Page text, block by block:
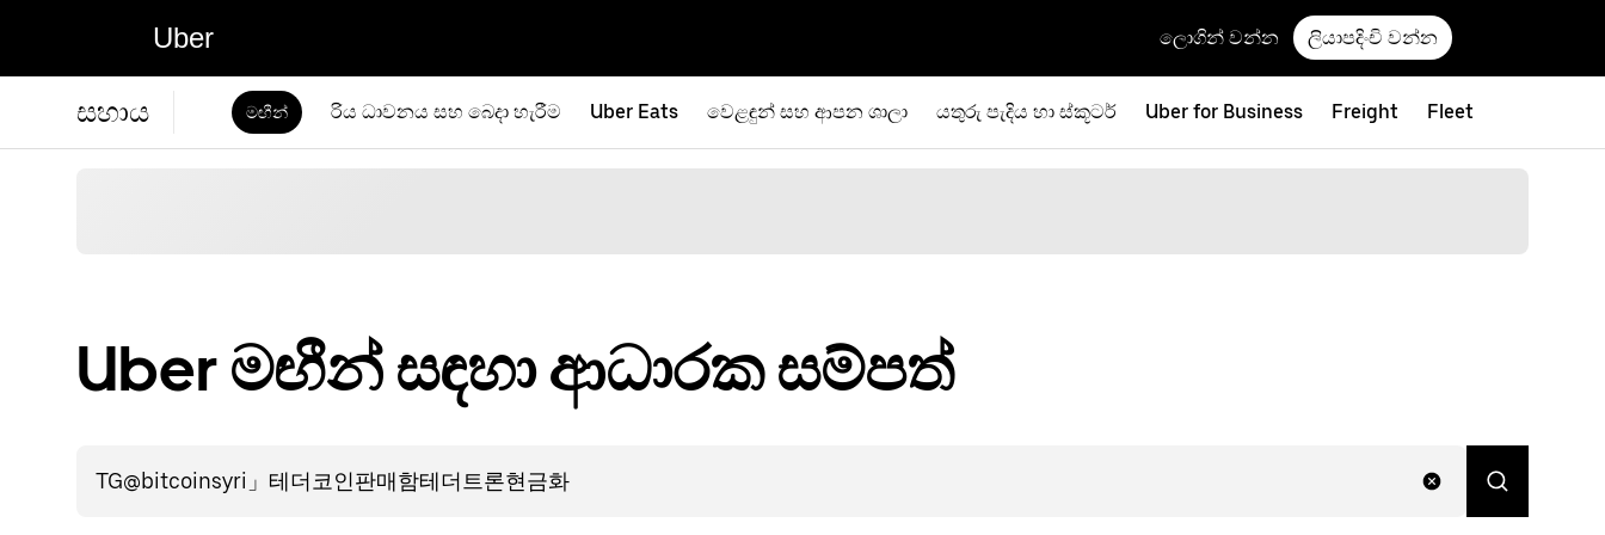
Uber ලොගින් වන්න ලියාපදිංචි වන්න
සහාය මඟීන් රිය ධාවනය සහ බෙදා හැරීම Uber Eats වෙළඳුන් සහ ආපන ශාලා යතුරු පැදිය හා ස්කූටර් Uber for Business Freight Fleet
Uber මඟීන් සඳහා ආධාරක සම්පත්